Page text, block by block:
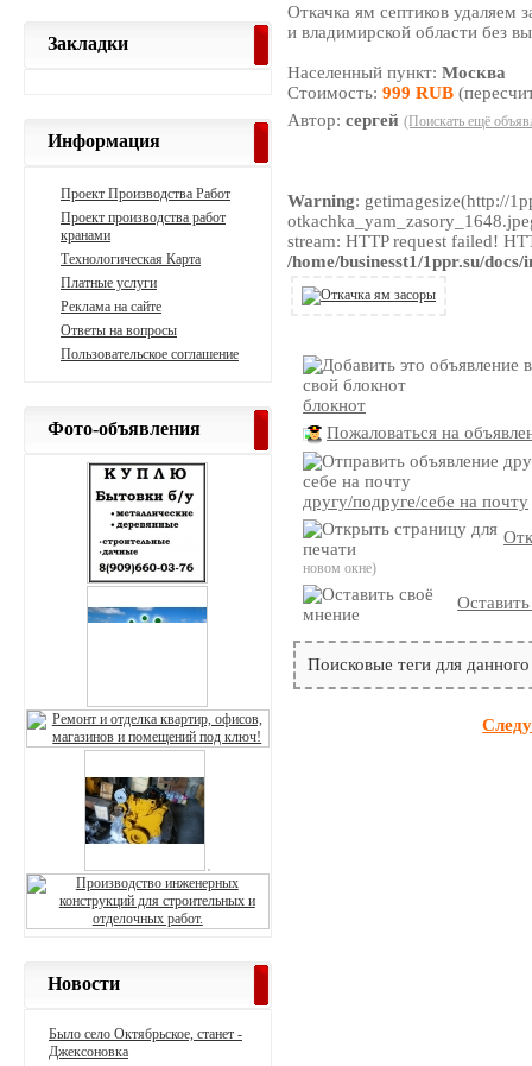
Откачка ям септиков удаляем
и владимирской области без
Населенный пункт:Москва
Стоимость:999 RUB
Автор:сергей (Поискать ещё
Warning: getimagesize(http://
stream: HTTP request failed!
/home/businesst1/1ppr.su/docs/
блокнот
Пожаловаться на
другу/подруге/себе на почту
новом окне)
Поисковые теги для
Закладки
Информация
Проект Производства Работ
Проект производства работ
кранами
Технологическая Карта
Платные услуги
Реклама на сайте
Ответы на вопросы
Пользовательское соглашение
Фото-объявления
Новости
Было село Октябрьское, станет -
Джексоновка